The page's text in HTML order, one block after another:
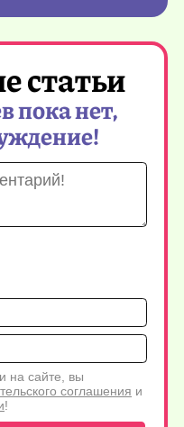
статьи
пока нет,
Имя*
на сайте, вы
соглашения и
!